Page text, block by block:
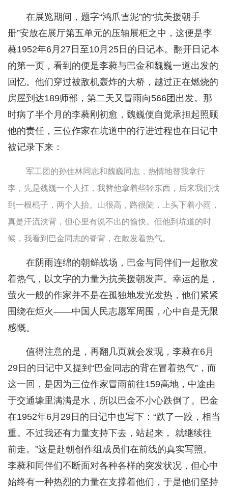
在展览期间，题字“鸿爪雪泥”的“抗美援朝手
册”安放在展厅第五单元的压轴展柜之中，这便是李
蕤1952年6月27日至10月25日的日记本。翻开日记本
的第一页，看到的便是李蕤与巴金和魏巍一道出发的
回忆。他们穿过被敌机轰炸的大桥，越过正在燃烧的
房屋到达189师部，第二天又冒雨向566团出发。那
时病了半个月的李蕤刚初愈，魏巍便自觉承担起照顾
他的责任，三位作家在坑道中的行进过程也在日记中
被记录下来：
军工团的孙佳林同志和魏巍同志，热情地替我拿行
李，先是魏巍一个人扛，我替他拿着些轻东西，后来我们找
到一根棍子，两个人抬。山很高，路很陡，上头下着小雨，
真是汗流浃背，但心里有说不出的愉快。但他到坑道的时
候，我看到巴金同志的脊背，在散发着热气。
在阴雨连绵的朝鲜战场，巴金与同伴们一起散发
着热气，以文字的力量为抗美援朝发声。幸运的是，
萤火一般的作家并不是在孤独地发光发热，他们紧紧
围绕在炬火——中国人民志愿军周围，心中自是无限
感慨。
值得注意的是，再翻几页就会发现，李蕤在6月
29日的日记中又提到“巴金同志的背在冒着热气”，而
这一回，是因为三位作家冒雨前往159高地，中途由
于交通壕里满满是水，所以巴金不小心跌倒了。巴金
在1952年6月29日的日记中也写下：“跌了一跤，相当
重。不过我还有力量支持下去，站起来， 就继续往
前走。”这是赴朝创作组成员们在前线的真实写照。
李蕤和同伴们不断面对各种各样的突发状况，但心中
始终有一种热烈的力量在支撑着他们，于是他们坚持